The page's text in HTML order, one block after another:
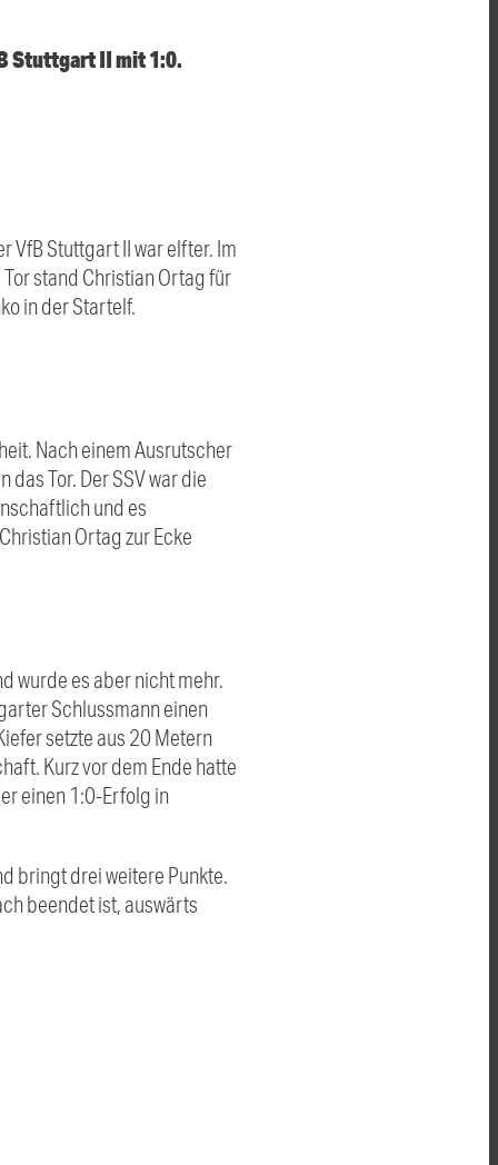
Stuttgart II mit 1:0.
VfB Stuttgart II war elfter. Im
stand Christian Ortag für
in der Startelf.
Nach einem Ausrutscher
Tor. Der SSV war die
und es
Ortag zur Ecke
wurde es aber nicht mehr.
Schlussmann einen
setzte aus 20 Metern
Kurz vor dem Ende hatte
einen 1:0-Erfolg in
bringt drei weitere Punkte.
beendet ist, auswärts